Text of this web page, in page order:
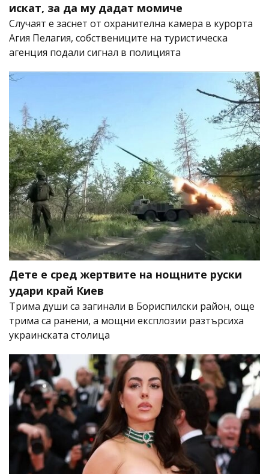
искат, за да му дадат момиче
Случаят е заснет от охранителна камера в курорта
Агия Пелагия, собствениците на туристическа
агенция подали сигнал в полицията
Дете е сред жертвите на нощните руски
удари край Киев
Трима души са загинали в Бориспилски район, още
трима са ранени, а мощни експлозии разтърсиха
украинската столица